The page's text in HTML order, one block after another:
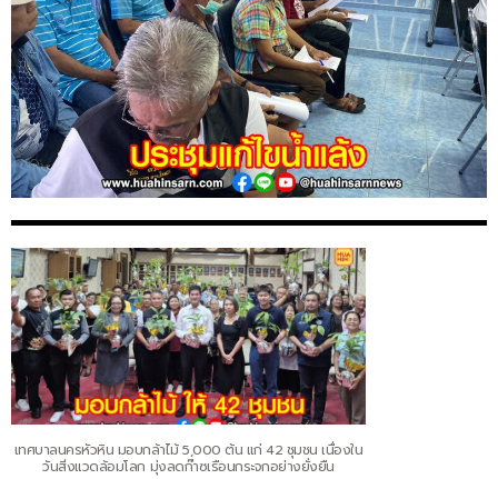
เทศบาลนครหัวหิน มอบกล้าไม้ 5,000 ต้น แก่ 42 ชุมชน เนื่องใน
วันสิ่งแวดล้อมโลก มุ่งลดก๊าซเรือนกระจกอย่างยั่งยืน